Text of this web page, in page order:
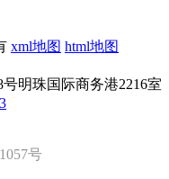
xml地图 html地图
明珠国际商务港2216室
号